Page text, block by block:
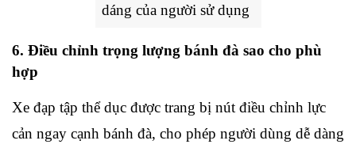
dáng của người sử dụng
6. Điều chỉnh trọng lượng bánh đà sao cho phù
hợp
Xe đạp tập thể dục được trang bị nút điều chỉnh lực
cản ngay cạnh bánh đà, cho phép người dùng dễ dàng